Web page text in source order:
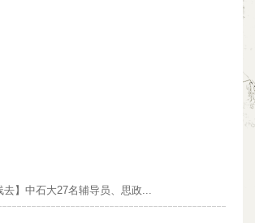
去】中石大27名辅导员、思政...